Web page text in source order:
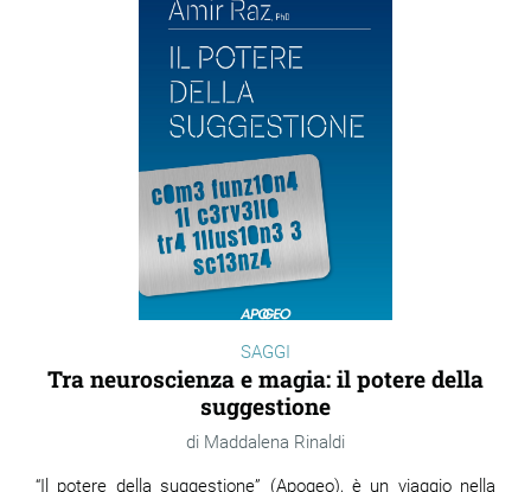
SAGGI
Tra neuroscienza e magia: il potere della
suggestione
Maddalena Rinaldi
“Il potere della suggestione” (Apogeo), è un viaggio nella